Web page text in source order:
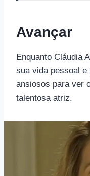
Avançar
Enquanto Cláudia
sua vida pessoal
ansiosos para ver
talentosa atriz.